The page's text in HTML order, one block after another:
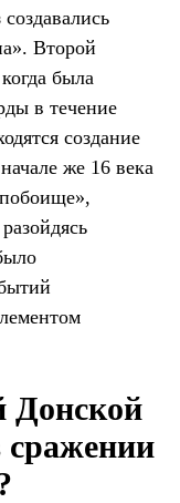
Второй
была
в течение
создание
же 16 века
Донской
сражении